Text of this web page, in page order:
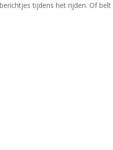
tijdens het rijden. Of